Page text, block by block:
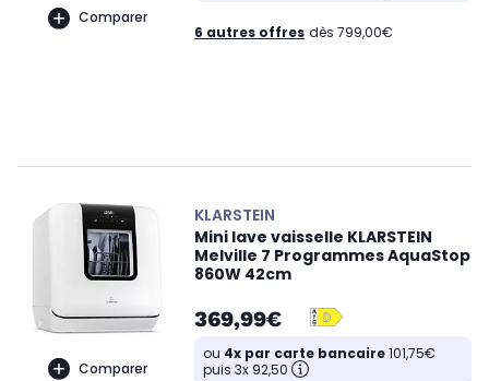
Comparer
6 autres offres dès 799,00€
Comparer
KLARSTEIN
Mini lave vaisselle KLARSTEIN
Melville 7 Programmes AquaStop
860W 42cm
369,99€
ou 4x par carte bancaire101,75€
puis 3x 92,50